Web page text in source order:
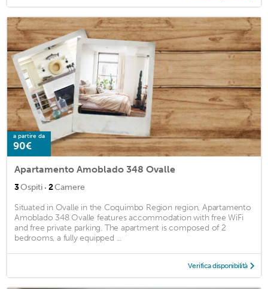
a partire da
90€
Apartamento Amoblado 348 Ovalle
3Ospiti · 2Camere
Situated in Ovalle in the Coquimbo Region region, Apartamento
Amoblado 348 Ovalle features accommodation with free WiFi
and free private parking. The apartment is composed of 2
bedrooms, a fully equipped ...
Verifica disponibilità